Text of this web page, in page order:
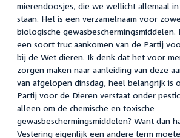
mierendoosjes, die we wellicht allemaal
staan. Het is een verzamelnaam voor
biologische
een soort truc aankomen van de Partij
bij de Wet dieren. Ik denk dat het voor
zorgen maken naar aanleiding van deze
van afgelopen dinsdag, heel belangrijk is
Partij voor de Dieren verstaat onder
alleen om de chemische en toxische
gewasbeschermingsmiddelen? Want dan
Vestering eigenlijk een andere term